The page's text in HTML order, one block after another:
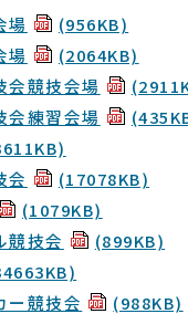
場
(956KB)
場
(2064KB)
会競技会場
会練習会場
会
(17078KB)
(1079KB)
競技会
(899KB)
ー競技会
(988KB)